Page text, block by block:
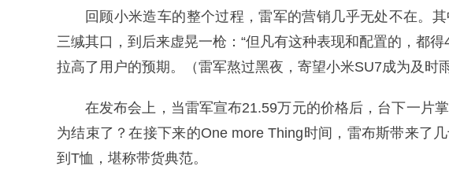
回顾小米造车的整个过程，雷军的营销几乎无处不在。
三缄其口，到后来虚晃一枪：“但凡有这种表现和配置的，都
拉高了用户的预期。（雷军熬过黑夜，寄望小米SU7成为及时雨
在发布会上，当雷军宣布21.59万元的价格后，台下一片
为结束了？在接下来的One more Thing时间，雷布斯带来了
到T恤，堪称带货典范。